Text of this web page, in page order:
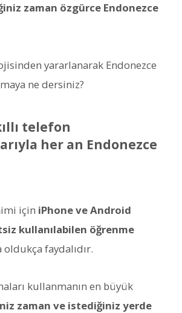
zaman özgürce Endonezce
yararlanarak Endonezce
ne dersiniz?
telefon
her an Endonezce
için iPhone ve Android
kullanılabilen öğrenme
oldukça faydalıdır.
kullanmanın en büyük
zaman ve istediğiniz yerde